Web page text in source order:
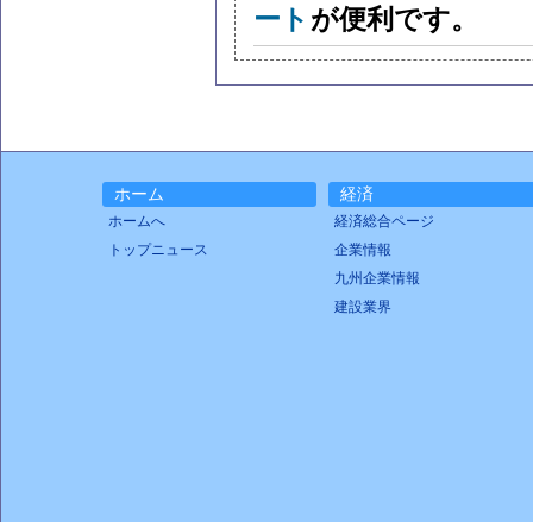
ート が便利です。
ホーム
ホームへ
トップニュース
経済
経済総合ページ
企業情報
九州企業情報
建設業界